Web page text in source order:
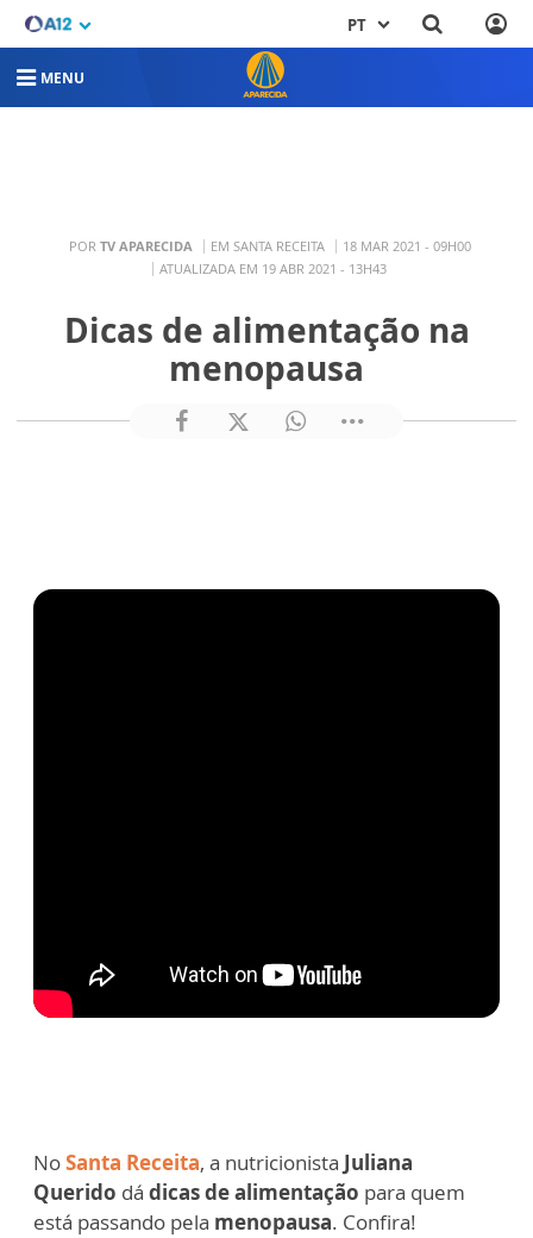
PT
MENU
POR TV APARECIDA EM SANTA RECEITA
18 MAR 2021 - 09H00
ATUALIZADA EM 19 ABR 2021 - 13H43
Dicas de alimentação na
menopausa
NoSanta Receita, a nutricionista Juliana
Querido dá dicas de alimentação para quem
está passando pela menopausa. Confira!